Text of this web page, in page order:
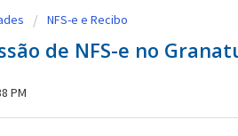
NFS-e e Recibo
de NFS-e no
PM